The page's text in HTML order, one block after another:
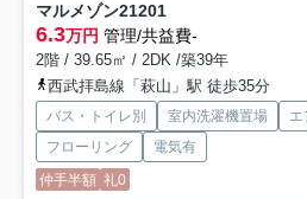
マルメゾン21201
6.3万円 管理/共益費-
2階 / 39.65㎡ / 2DK /築39年
西武拝島線「萩山」駅 徒歩35分
バス・トイレ別 室内洗濯機置場 エ
フローリング
電気有
仲手半額 礼0